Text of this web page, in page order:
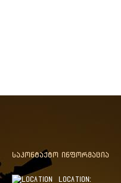
საკონტაქტო ინფორმაცია
Location: